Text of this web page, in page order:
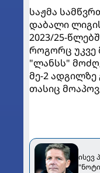
საჟმა
დაბალი
2023/25-
როგორც უკვე
"ლანსს"
მე-2 ადგილზე
თასიც
ისევ